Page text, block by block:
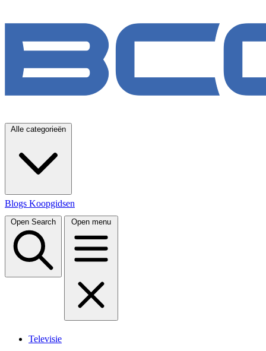
Alle categorieën
Blogs Koopgidsen
Open Search Open menu
Televisie